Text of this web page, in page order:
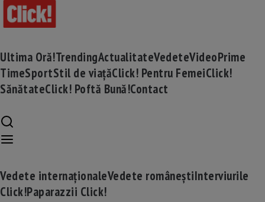
Ultima Oră!TrendingActualitateVedeteVideoPrime
TimeSportStil de viațăClick! Pentru FemeiClick!
SănătateClick! Poftă Bună!Contact
Vedete internaționaleVedete româneștiInterviurile
Click!Paparazzii Click!